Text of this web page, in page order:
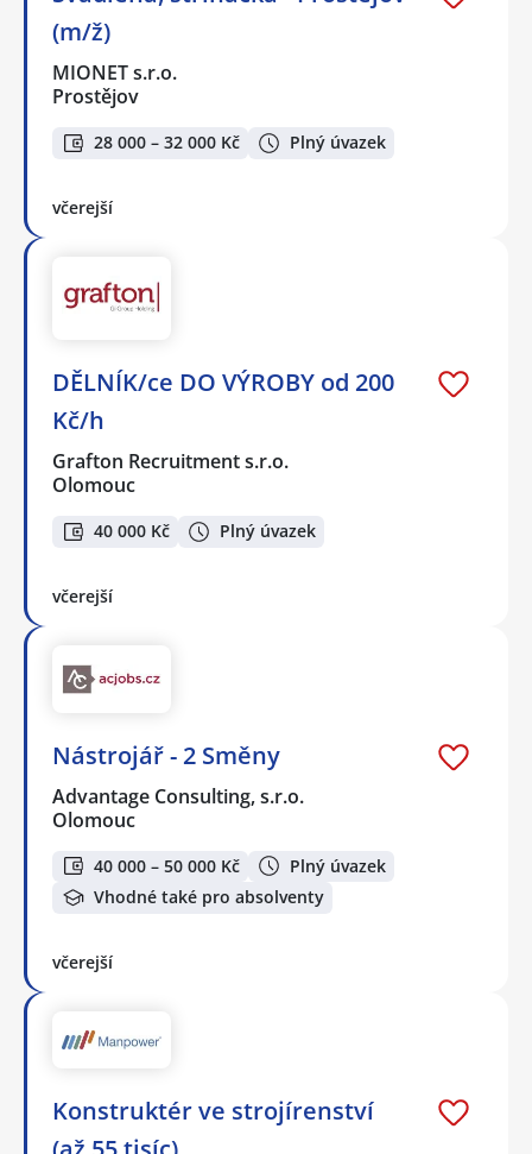
(m/ž)
MIONET s.r.o.
Prostějov
28 000 – 32 000 Kč Plný úvazek
včerejší
DĚLNÍK/ce DO VÝROBY od 200
Kč/h
Grafton Recruitment s.r.o.
Olomouc
40 000 Kč Plný úvazek
včerejší
Nástrojář - 2 Směny
Advantage Consulting, s.r.o.
Olomouc
40 000 – 50 000 Kč
Plný úvazek
Vhodné také pro absolventy
včerejší
Konstruktér ve strojírenství